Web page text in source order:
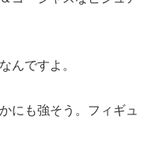
んですよ。
にも強そう。フィギュ